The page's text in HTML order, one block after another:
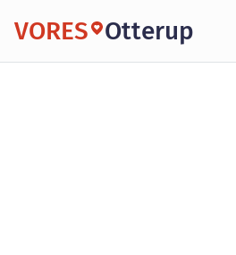
VORES Otterup